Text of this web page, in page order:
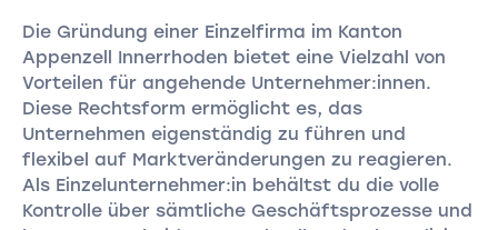
Die Gründung einer Einzelfirma im Kanton
Appenzell Innerrhoden bietet eine Vielzahl von
Vorteilen für angehende Unternehmer:innen.
Diese Rechtsform ermöglicht es, das
Unternehmen eigenständig zu führen und
flexibel auf Marktveränderungen zu reagieren.
Als Einzelunternehmer:in behältst du die volle
Kontrolle über sämtliche Geschäftsprozesse und